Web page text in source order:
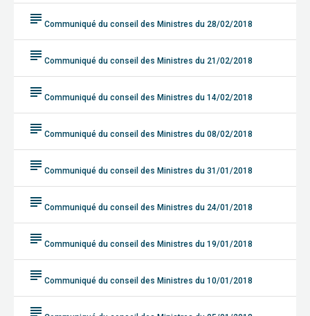
subject Communiqué du conseil des Ministres du 28/02/2018
subject Communiqué du conseil des Ministres du 21/02/2018
subject Communiqué du conseil des Ministres du 14/02/2018
subject Communiqué du conseil des Ministres du 08/02/2018
subject Communiqué du conseil des Ministres du 31/01/2018
subject Communiqué du conseil des Ministres du 24/01/2018
subject Communiqué du conseil des Ministres du 19/01/2018
subject Communiqué du conseil des Ministres du 10/01/2018
subject